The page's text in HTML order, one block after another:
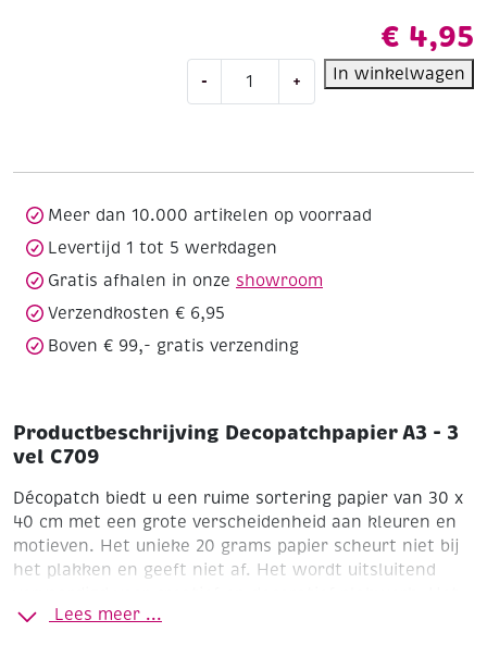
€ 4,95
-
aantal
+ In winkelwagen
Meer dan 10.000 artikelen op voorraad
Levertijd 1 tot 5 werkdagen
Gratis afhalen in onze showroom
Verzendkosten € 6,95
Boven € 99,- gratis verzending
Productbeschrijving Decopatchpapier A3 - 3
vel C709
Décopatch biedt u een ruime sortering papier van 30 x
40 cm met een grote verscheidenheid aan kleuren en
motieven. Het unieke 20 grams papier scheurt niet bij
het plakken en geeft niet af. Het wordt uitsluitend
is toe te passen op vrijwel alle materialen (eco shapes,
Lees meer ...